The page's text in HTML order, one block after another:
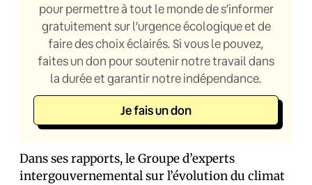
pour permettre à tout le monde de s’informer
gratuitement sur l’urgence écologique et de
faire des choix éclairés. Si vous le pouvez,
faites un don pour soutenir notre travail dans
la durée et garantir notre indépendance.
Je fais un don
Dans ses rapports, le Groupe d’experts
intergouvernemental sur l’évolution du climat